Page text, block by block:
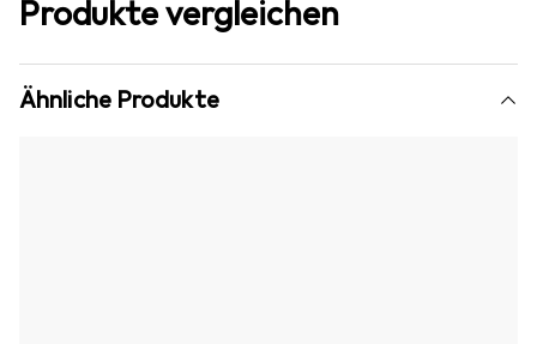
Produkte vergleichen
Ähnliche Produkte